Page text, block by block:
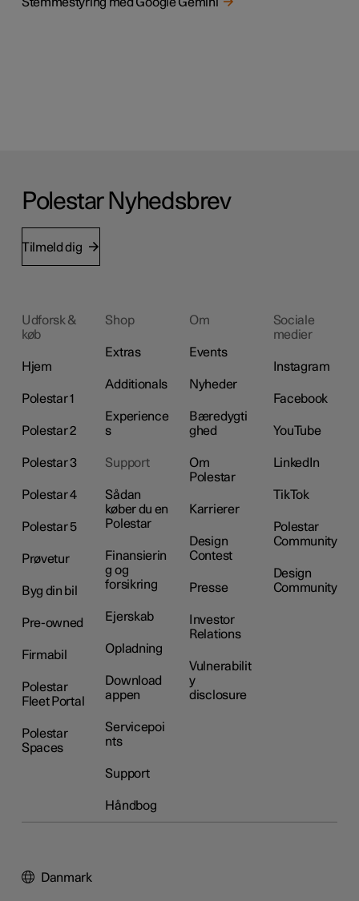
Polestar Nyhedsbrev
Tilmeld dig
Udforsk &
køb
Hjem
Polestar 1
Polestar 2
Polestar 3
Polestar 4
Polestar 5
Prøvetur
Byg din bil
Pre-owned
Firmabil
Polestar
Fleet Portal
Polestar
Spaces
Shop
Extras
Additionals
Experience
s
Support
Sådan
køber du en
Polestar
Finansierin
g og
forsikring
Ejerskab
Opladning
Download
appen
Servicepoi
nts
Support
Håndbog
Om
Events
Nyheder
Bæredygti
ghed
Om
Polestar
Karrierer
Design
Contest
Presse
Investor
Relations
Vulnerabilit
y
disclosure
Sociale
medier
Instagram
Facebook
YouTube
LinkedIn
TikTok
Polestar
Community
Design
Community
Danmark